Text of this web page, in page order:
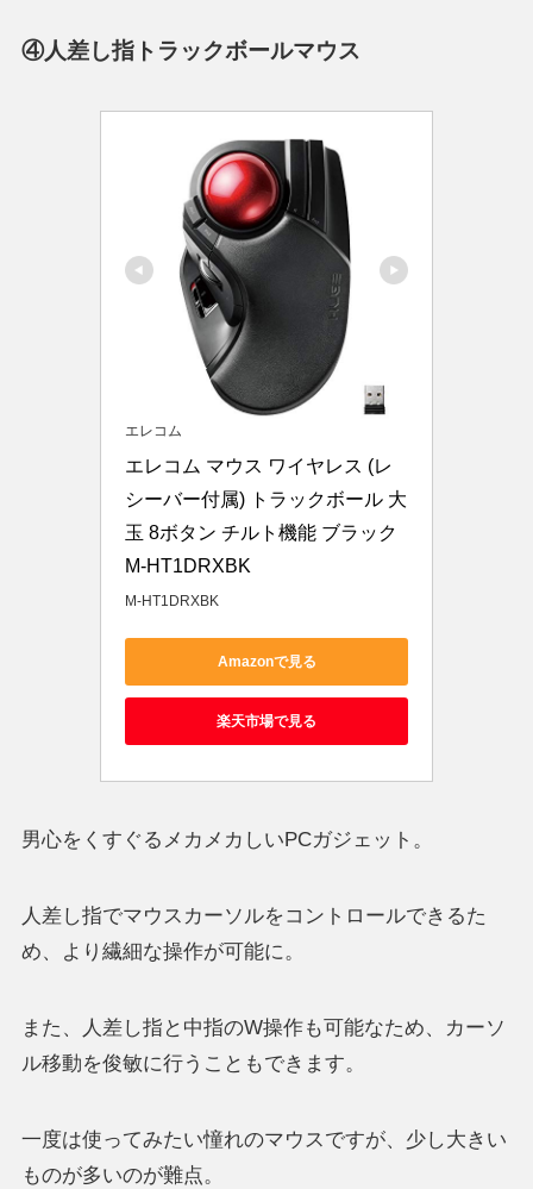
④人差し指トラックボールマウス
エレコム
エレコム マウス ワイヤレス (レ
シーバー付属) トラックボール 大
玉 8ボタン チルト機能 ブラック
M-HT1DRXBK
M-HT1DRXBK
Amazonで見る
楽天市場で見る
男心をくすぐるメカメカしいPCガジェット。
人差し指でマウスカーソルをコントロールできるた
め、より繊細な操作が可能に。
また、人差し指と中指のW操作も可能なため、カーソ
ル移動を俊敏に行うこともできます。
一度は使ってみたい憧れのマウスですが、少し大きい
ものが多いのが難点。